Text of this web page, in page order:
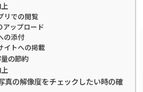
リでの閲覧
アップロード
の添付
イトへの掲載
の節約
真の解像度をチェックしたい時の確